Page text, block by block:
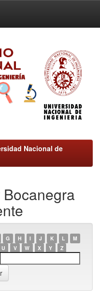
Nacional de
G H I J K L
M
U V W X Y Z